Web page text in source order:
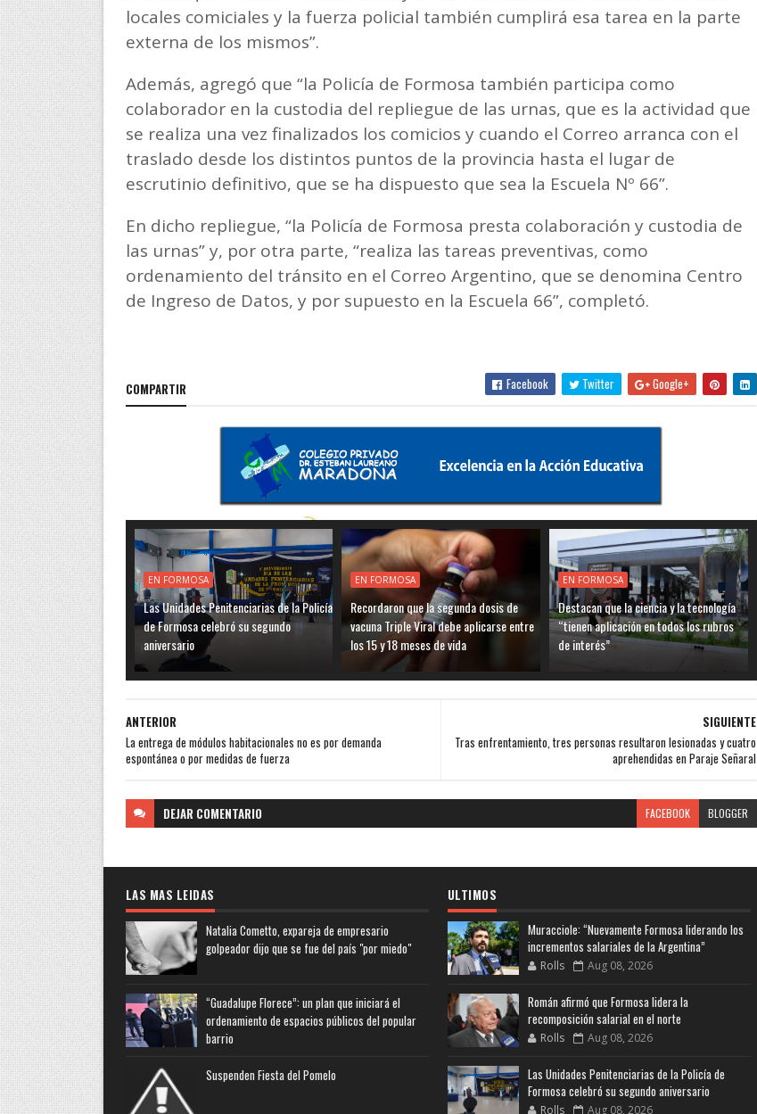
locales comiciales y la fuerza policial también cumplirá esa tarea en la parte
externa de los mismos”.
Además, agregó que “la Policía de Formosa también participa como
colaborador en la custodia del repliegue de las urnas, que es la actividad que
se realiza una vez finalizados los comicios y cuando el Correo arranca con el
traslado desde los distintos puntos de la provincia hasta el lugar de
escrutinio definitivo, que se ha dispuesto que sea la Escuela Nº 66”.
En dicho repliegue, “la Policía de Formosa presta colaboración y custodia de
las urnas” y, por otra parte, “realiza las tareas preventivas, como
ordenamiento del tránsito en el Correo Argentino, que se denomina Centro
de Ingreso de Datos, y por supuesto en la Escuela 66”, completó.
COMPARTIR Facebook Twitter Google+
EN FORMOSA
Las Unidades Penitenciarias de la Policía
de Formosa celebró su segundo
aniversario
EN FORMOSA
Recordaron que la segunda dosis de
vacuna Triple Viral debe aplicarse entre
los 15 y 18 meses de vida
EN FORMOSA
Destacan que la ciencia y la tecnología
“tienen aplicación en todos los rubros
de interés”
SIGUIENTE
Tras enfrentamiento, tres personas resultaron lesionadas y cuatro
aprehendidas en Paraje Señaral
ANTERIOR
La entrega de módulos habitacionales no es por demanda
espontánea o por medidas de fuerza
DEJAR COMENTARIO FACEBOOK BLOGGER
LAS MAS LEIDAS
Natalia Cometto, expareja de empresario
golpeador dijo que se fue del país "por miedo"
“Guadalupe Florece”: un plan que iniciará el
ordenamiento de espacios públicos del popular
barrio
Suspenden Fiesta del Pomelo
ULTIMOS
Muracciole: “Nuevamente Formosa liderando los
incrementos salariales de la Argentina”
Rolls Aug 08, 2026
Román afirmó que Formosa lidera la
recomposición salarial en el norte
Rolls Aug 08, 2026
Las Unidades Penitenciarias de la Policía de
Formosa celebró su segundo aniversario
Rolls Aug 08, 2026